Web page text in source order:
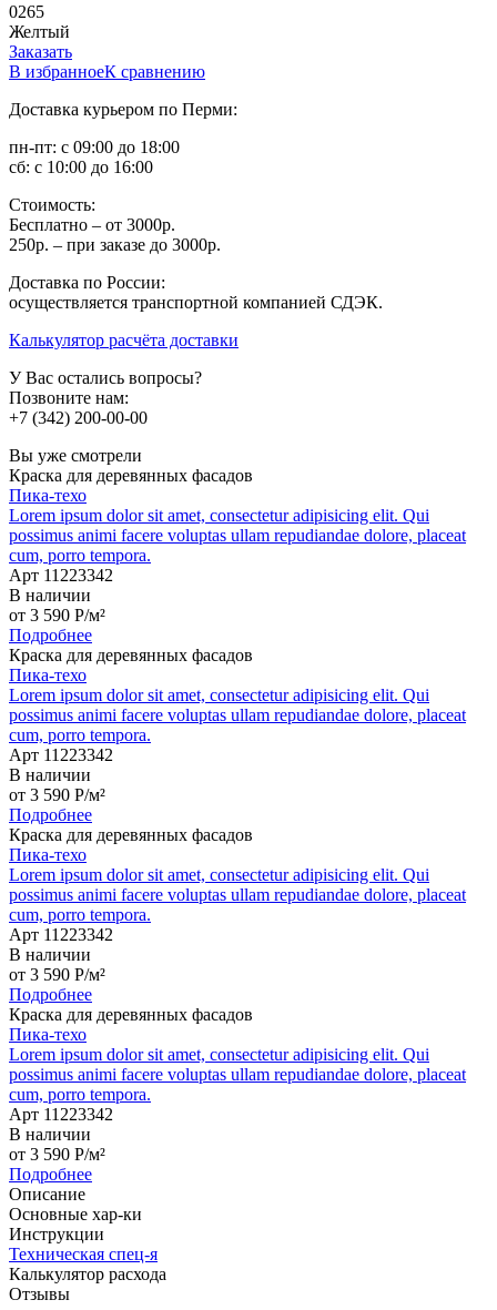
0265
Желтый
Заказать
В избранноеК сравнению
Доставка курьером по Перми:
пн-пт: с 09:00 до 18:00
сб: с 10:00 до 16:00
Стоимость:
Бесплатно – от 3000р.
250р. – при заказе до 3000р.
Доставка по России:
осуществляется транспортной компанией СДЭК.
Калькулятор расчёта доставки
У Вас остались вопросы?
Позвоните нам:
+7 (342) 200-00-00
Вы уже смотрели
Краска для деревянных фасадов
Пика-техо
Lorem ipsum dolor sit amet, consectetur adipisicing elit. Qui
possimus animi facere voluptas ullam repudiandae dolore, placeat
cum, porro tempora.
Арт 11223342
В наличии
от 3 590 P/м²
Подробнее
Краска для деревянных фасадов
Пика-техо
Lorem ipsum dolor sit amet, consectetur adipisicing elit. Qui
possimus animi facere voluptas ullam repudiandae dolore, placeat
cum, porro tempora.
Арт 11223342
В наличии
от 3 590 P/м²
Подробнее
Краска для деревянных фасадов
Пика-техо
Lorem ipsum dolor sit amet, consectetur adipisicing elit. Qui
possimus animi facere voluptas ullam repudiandae dolore, placeat
cum, porro tempora.
Арт 11223342
В наличии
от 3 590 P/м²
Подробнее
Краска для деревянных фасадов
Пика-техо
Lorem ipsum dolor sit amet, consectetur adipisicing elit. Qui
possimus animi facere voluptas ullam repudiandae dolore, placeat
cum, porro tempora.
Арт 11223342
В наличии
от 3 590 P/м²
Подробнее
Описание
Основные хар-ки
Инструкции
Техническая спец-я
Калькулятор расхода
Отзывы